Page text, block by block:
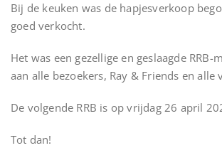
Bij de keuken was de hapjesverkoop
goed verkocht.
Het was een gezellige en geslaagde RRB-
aan alle bezoekers, Ray & Friends en alle
De volgende RRB is op vrijdag 26 april
Tot dan!